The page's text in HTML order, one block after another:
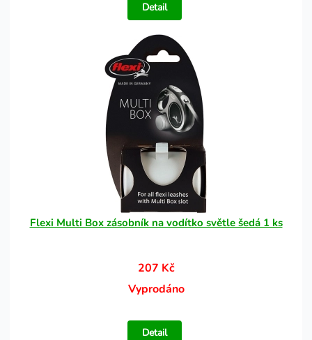
Detail
Flexi Multi Box zásobník na vodítko světle šedá 1 ks
207 Kč
Vyprodáno
Detail